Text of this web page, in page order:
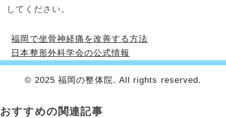
してください。
福岡で坐骨神経痛を改善する方法
日本整形外科学会の公式情報
© 2025 福岡の整体院. All rights reserved.
おすすめの関連記事